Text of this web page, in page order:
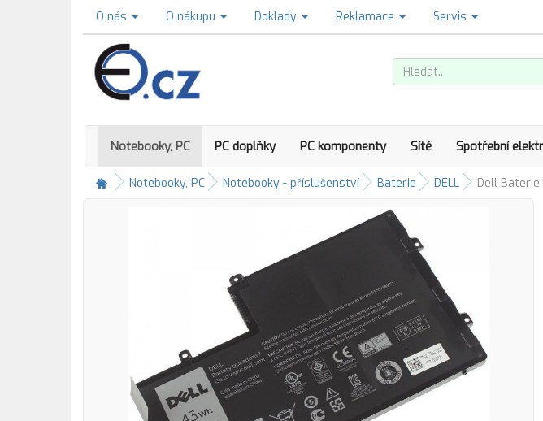
O nás O nákupu Doklady Reklamace Servis
Notebooky, PC PC doplňky PC komponenty Sítě Spotřební
Notebooky, PC Notebooky - příslušenství Baterie DELL Dell